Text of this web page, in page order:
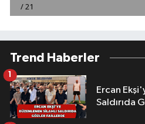
Trend Haberler
Ercan Ekşi'ye Düzenlenen
Saldırıda
1